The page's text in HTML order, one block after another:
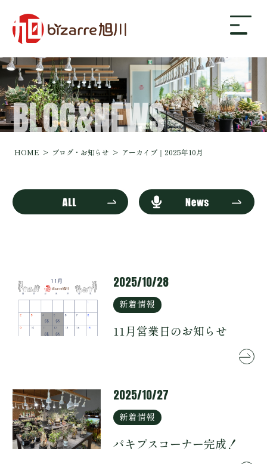
bizarre旭川について
ギャラリー
店舗案内・アクセス
0166-74-3633
BLOG&NEWS
HOME ブログ・お知らせ アーカイブ｜2025年10月
2025/10/28
新着情報
11月営業日のお知らせ
2025/10/27
新着情報
パキプスコーナー完成！